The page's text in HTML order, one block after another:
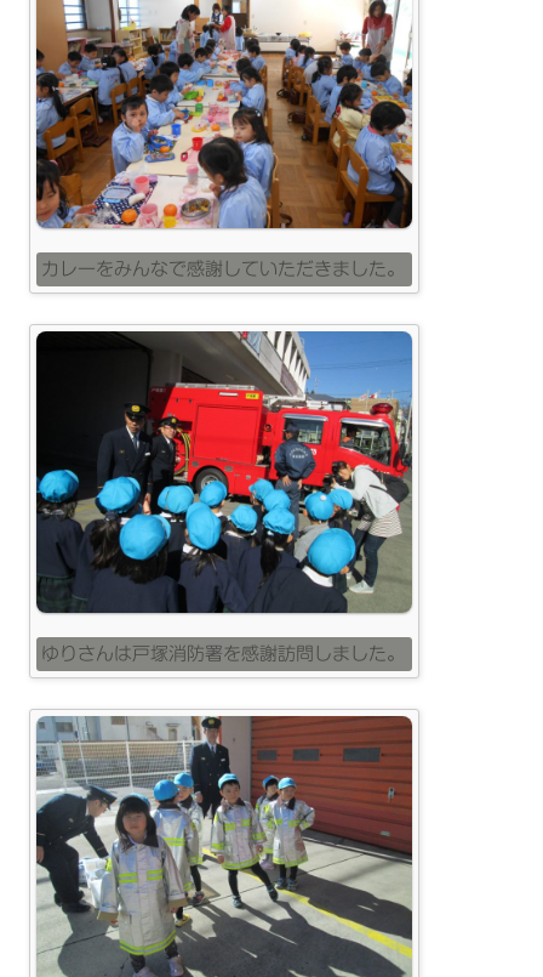
カレーをみんなで感謝していただきました。
ゆりさんは戸塚消防署を感謝訪問しました。